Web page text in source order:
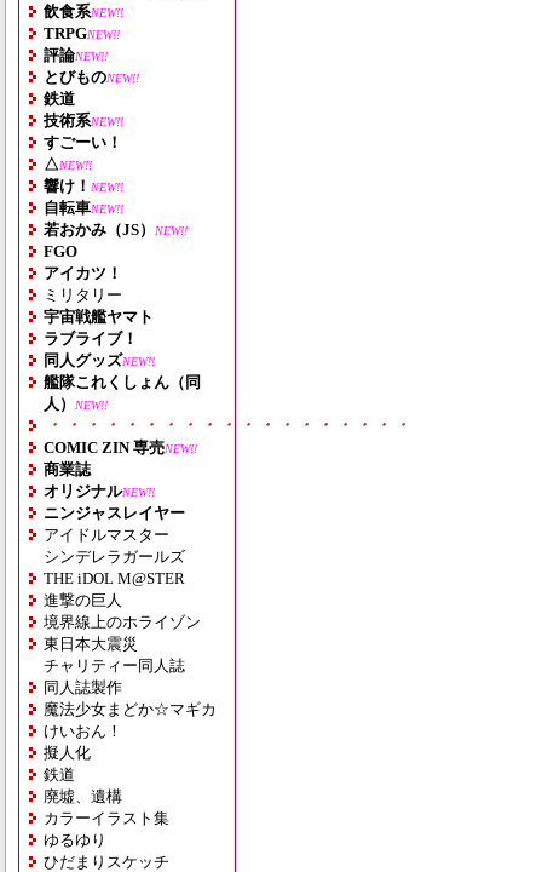
飲食系NEW!!
TRPGNEW!!
評論NEW!!
とびものNEW!!
鉄道
技術系NEW!!
すごーい！
△NEW!!
響け！ NEW!!
自転車NEW!!
若おかみ（JS） NEW!!
FGO
アイカツ！
ミリタリー
宇宙戦艦ヤマト
ラブライブ！
同人グッズNEW!!
艦隊これくしょん（同
人）
NEW!!
・・・・・・・・・・・・・・・・・・・
COMIC ZIN 専売NEW!!
商業誌
オリジナルNEW!!
ニンジャスレイヤー
アイドルマスター
シンデレラガールズ
THE iDOL M@STER
進撃の巨人
境界線上のホライゾン
東日本大震災
チャリティー同人誌
同人誌製作
魔法少女まどか☆マギカ
けいおん！
擬人化
鉄道
廃墟、遺構
カラーイラスト集
ゆるゆり
ひだまりスケッチ